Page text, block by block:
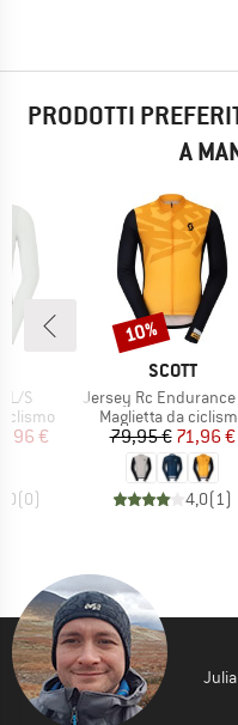
PRODOTTI
A
L/S
ridotto
€
(0)
MARCHIO
SCOTT
Articolo
Jersey Rc Endurance
Gruppo di prodotti
Maglietta da
Prezzo
79,95 €Prezzo
71,96 €
4,0( 1)
Sconto
10%